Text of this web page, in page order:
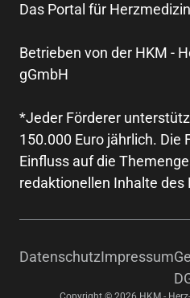
Das Portal für
Betrieben von der HKM -
gGmbH
*Jeder Förderer
150.000 Euro jährlich. Die
Einfluss auf die
redaktionellen Inhalte des
DatenschutzImpressum